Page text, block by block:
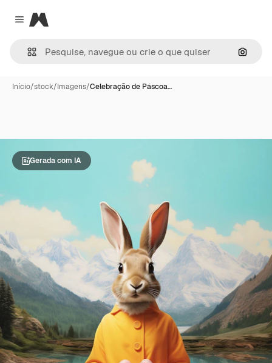
Close menu
Magnific
Início/stock/Imagens/Celebração de Páscoa…
Gerada com IA